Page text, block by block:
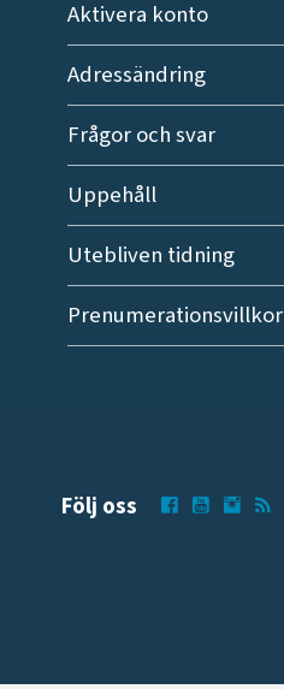
Aktivera konto
Adressändring
Frågor och svar
Uppehåll
Utebliven tidning
Prenumerationsvillkor
Följ oss